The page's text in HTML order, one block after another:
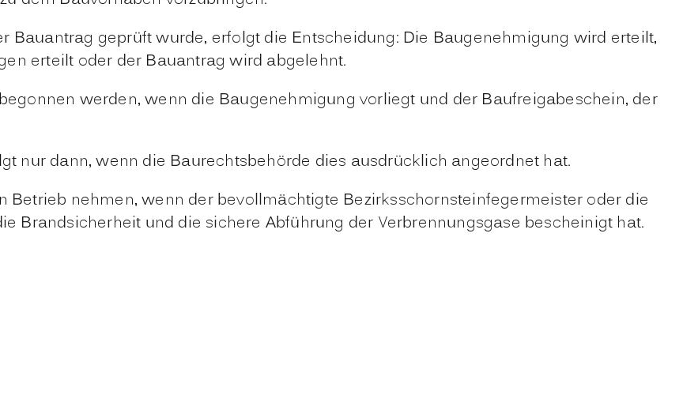
Bauantrag geprüft wurde, erfolgt die Entscheidung: Die Baugenehmigung wird erteilt,
erteilt oder der Bauantrag wird abgelehnt.
werden, wenn die Baugenehmigung vorliegt und der Baufreigabeschein, der
nur dann, wenn die Baurechtsbehörde dies ausdrücklich angeordnet hat.
Betrieb nehmen, wenn der bevollmächtigte Bezirksschornsteinfegermeister oder die
Brandsicherheit und die sichere Abführung der Verbrennungsgase bescheinigt hat.